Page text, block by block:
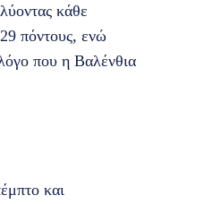
κάθε
πόντους, ενώ
που η Βαλένθια
και